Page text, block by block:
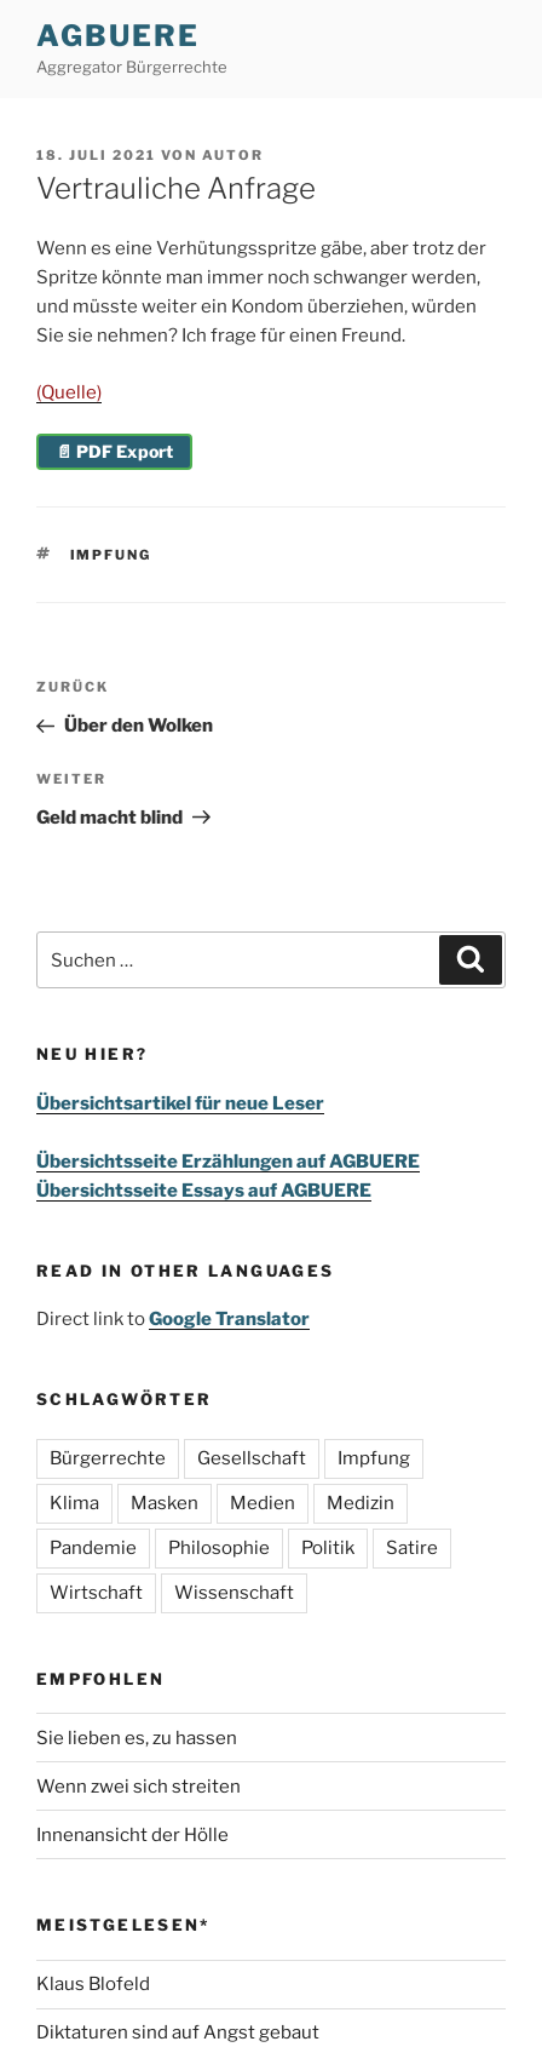
Inhalt
springen
AGBUERE
Aggregator Bürgerrechte
VERÖFFENTLICHT
AM
18. JULI 2021 VON AUTOR
Vertrauliche Anfrage
Wenn es eine Verhütungsspritze gäbe, aber trotz der
Spritze könnte man immer noch schwanger werden,
und müsste weiter ein Kondom überziehen, würden
Sie sie nehmen? Ich frage für einen Freund.
(Quelle)
📄 PDF Export
SCHLAGWÖRTER
IMPFUNG
Beitragsnavigation
Vorheriger
Beitrag
ZURÜCK
Über den Wolken
Nächster
Beitrag
WEITER
Geld macht blind
nach:
NEU HIER?
Übersichtsartikel für neue Leser
Übersichtsseite Erzählungen auf AGBUERE
Übersichtsseite Essays auf AGBUERE
READ IN OTHER LANGUAGES
Direct link toGoogle Translator
SCHLAGWÖRTER
Bürgerrechte Gesellschaft Impfung
Klima Masken Medien Medizin
Pandemie Philosophie Politik Satire
Wirtschaft Wissenschaft
EMPFOHLEN
Sie lieben es, zu hassen
Wenn zwei sich streiten
Innenansicht der Hölle
MEISTGELESEN*
Klaus Blofeld
Diktaturen sind auf Angst gebaut